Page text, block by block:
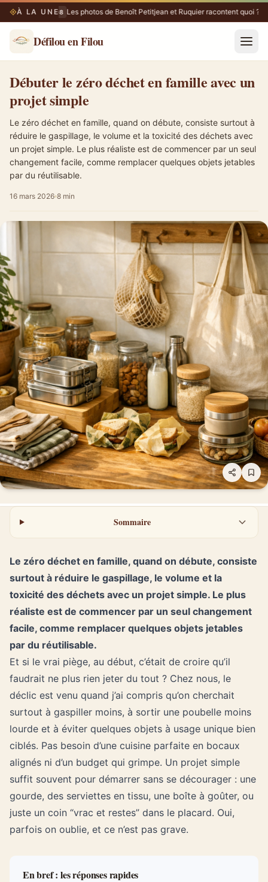
À LA UNE
10/08 Les photos de Benoît Petitjean et Ruquier racontent quoi ?
Défilou en Filou
Débuter le zéro déchet en famille avec un
projet simple
Le zéro déchet en famille, quand on débute, consiste surtout à
réduire le gaspillage, le volume et la toxicité des déchets avec
un projet simple. Le plus réaliste est de commencer par un seul
changement facile, comme remplacer quelques objets jetables
par du réutilisable.
16 mars 2026 8 min
Sommaire
Le zéro déchet en famille, quand on débute, consiste
surtout à réduire le gaspillage, le volume et la
toxicité des déchets avec un projet simple. Le plus
réaliste est de commencer par un seul changement
facile, comme remplacer quelques objets jetables
par du réutilisable.
Et si le vrai piège, au début, c’était de croire qu’il
faudrait ne plus rien jeter du tout ? Chez nous, le
déclic est venu quand j’ai compris qu’on cherchait
surtout à gaspiller moins, à sortir une poubelle moins
lourde et à éviter quelques objets à usage unique bien
ciblés. Pas besoin d’une cuisine parfaite en bocaux
alignés ni d’un budget qui grimpe. Un projet simple
suffit souvent pour démarrer sans se décourager : une
gourde, des serviettes en tissu, une boîte à goûter, ou
juste un coin “vrac et restes” dans le placard. Oui,
parfois on oublie, et ce n’est pas grave.
En bref : les réponses rapides